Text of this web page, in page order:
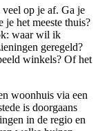
op je af. Ga je
het meeste thuis?
waar wil ik
geregeld?
winkels? Of het
woonhuis via een
is doorgaans
in de regio en